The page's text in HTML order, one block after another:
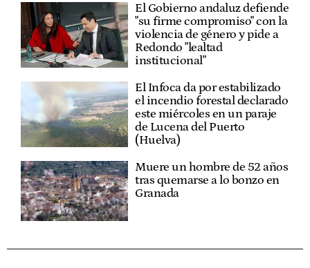
El Gobierno andaluz defiende
"su firme compromiso" con la
violencia de género y pide a
Redondo "lealtad
institucional"
El Infoca da por estabilizado
el incendio forestal declarado
este miércoles en un paraje
de Lucena del Puerto
(Huelva)
Muere un hombre de 52 años
tras quemarse a lo bonzo en
Granada